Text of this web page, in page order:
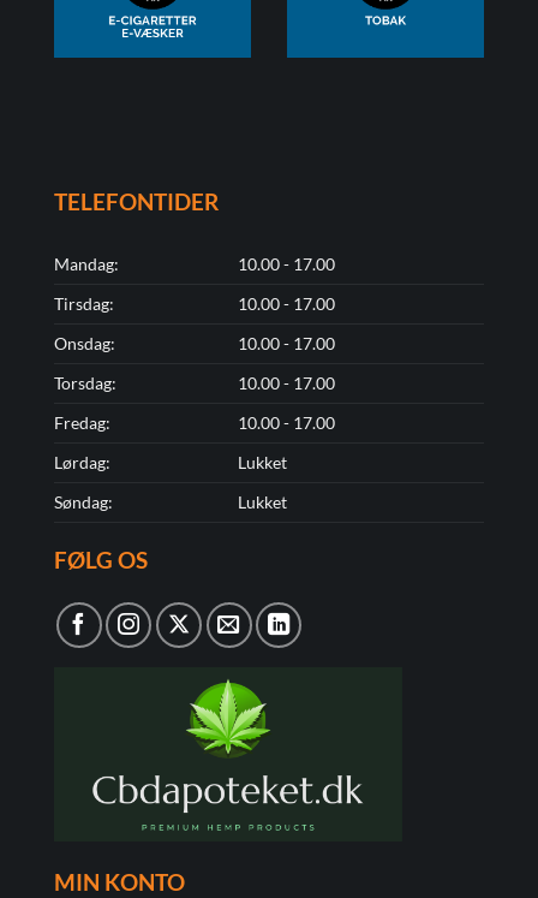
TELEFONTIDER
Mandag:
10.00 - 17.00
Tirsdag:
10.00 - 17.00
Onsdag:
10.00 - 17.00
Torsdag:
10.00 - 17.00
Fredag:
10.00 - 17.00
Lørdag:
Lukket
Søndag:
Lukket
FØLG OS
MIN KONTO